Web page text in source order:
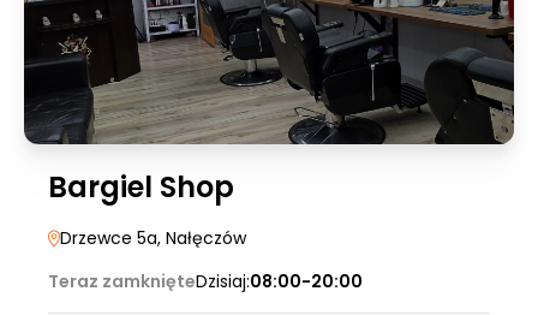
Bargiel Shop
Drzewce 5a, Nałęczów
Teraz zamknięteDzisiaj:08:00-20:00